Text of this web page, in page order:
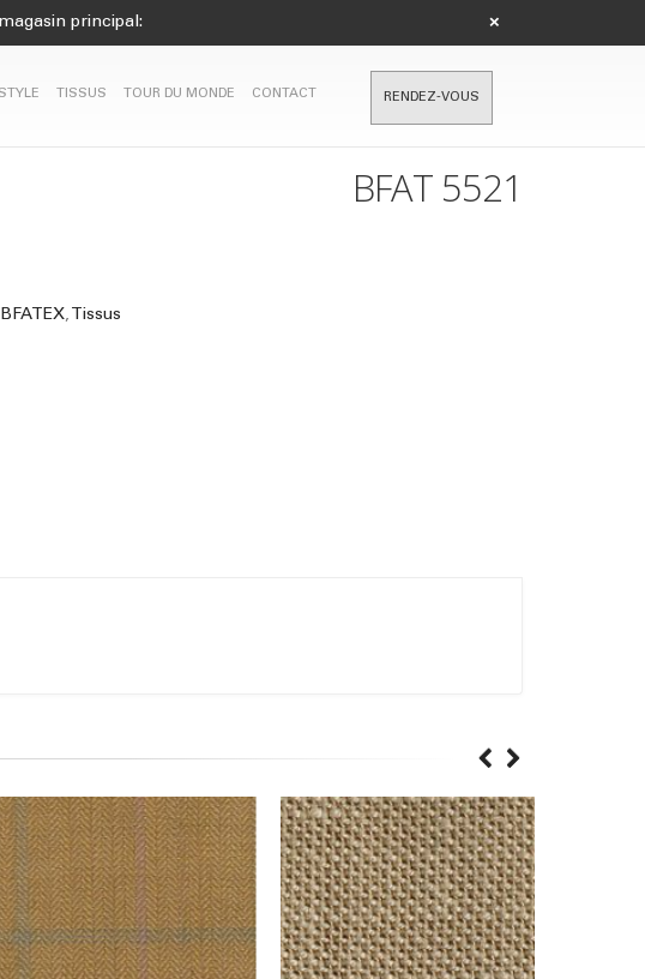
principal: ×
TISSUS TOUR DU MONDE CONTACT RENDEZ-VOUS
BFAT 5521
, Tissus